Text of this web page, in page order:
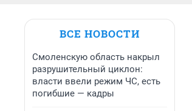
ВСЕ НОВОСТИ
Смоленскую область накрыл
разрушительный циклон:
власти ввели режим ЧС, есть
погибшие — кадры